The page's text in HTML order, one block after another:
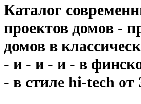
Каталог
проектов домов -
домов в
- и - и - и - в
- в стиле hi-tech от